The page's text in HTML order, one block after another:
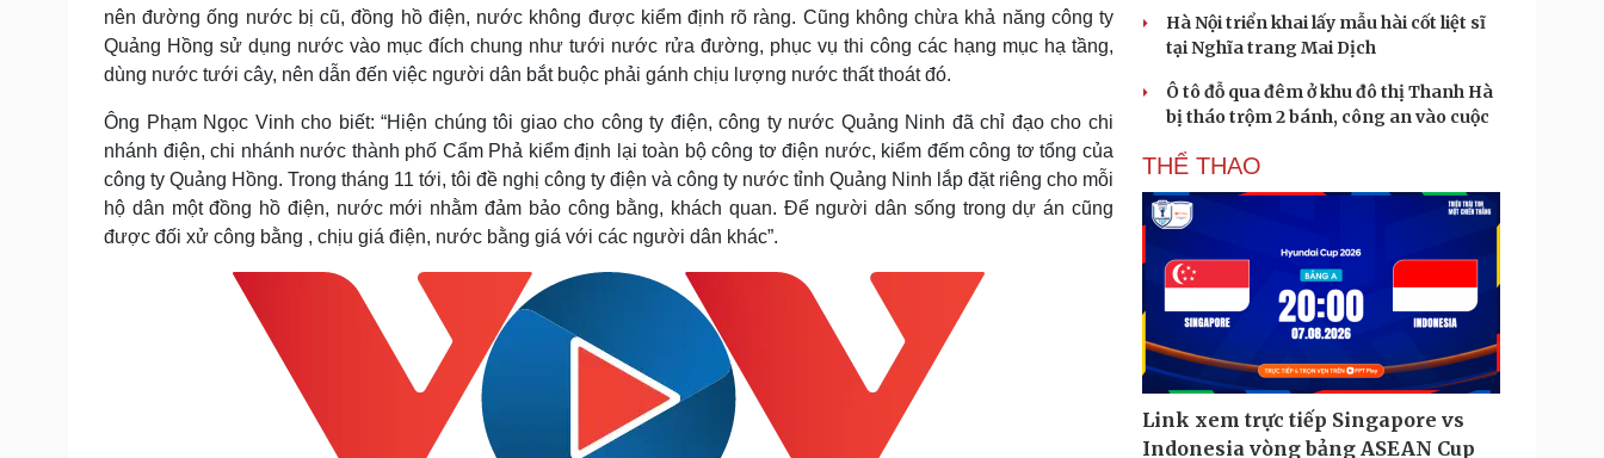
nên đường ống nước bị cũ, đồng hồ điện, nước không được kiểm định rõ ràng. Cũng không chừa khả năng công ty
Quảng Hồng sử dụng nước vào mục đích chung như tưới nước rửa đường, phục vụ thi công các hạng mục hạ tầng,
dùng nước tưới cây, nên dẫn đến việc người dân bắt buộc phải gánh chịu lượng nước thất thoát đó.
Ông Phạm Ngọc Vinh cho biết: “Hiện chúng tôi giao cho công ty điện, công ty nước Quảng Ninh đã chỉ đạo cho chi
nhánh điện, chi nhánh nước thành phố Cẩm Phả kiểm định lại toàn bộ công tơ điện nước, kiểm đếm công tơ tổng của
công ty Quảng Hồng. Trong tháng 11 tới, tôi đề nghị công ty điện và công ty nước tỉnh Quảng Ninh lắp đặt riêng cho mỗi
hộ dân một đồng hồ điện, nước mới nhằm đảm bảo công bằng, khách quan. Để người dân sống trong dự án cũng
được đối xử công bằng , chịu giá điện, nước bằng giá với các người dân khác”.
Hà Nội triển khai lấy mẫu hài cốt liệt sĩ
tại Nghĩa trang Mai Dịch
Ô tô đỗ qua đêm ở khu đô thị Thanh Hà
bị tháo trộm 2 bánh, công an vào cuộc
THỂ THAO
Link xem trực tiếp Singapore vs
Indonesia vòng bảng ASEAN Cup